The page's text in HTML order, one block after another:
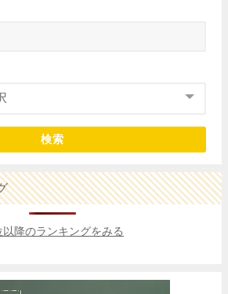
検索
以降のランキングをみる